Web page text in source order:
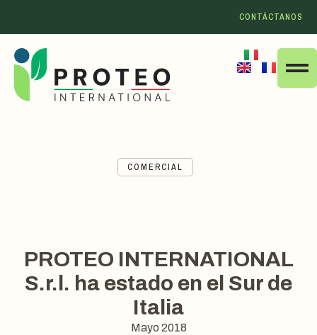
CONTÁCTANOS
COMERCIAL
PROTEO INTERNATIONAL
S.r.l. ha estado en el Sur de
Italia
Mayo 2018